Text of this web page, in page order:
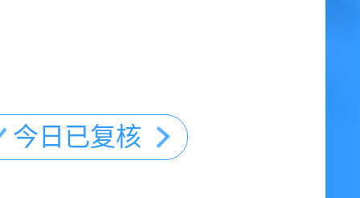
今日已复核